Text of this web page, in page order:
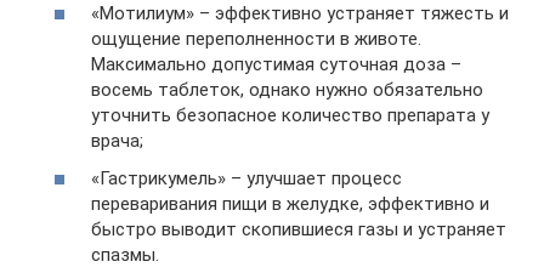
«Мотилиум» – эффективно устраняет тяжесть и
ощущение переполненности в животе.
Максимально допустимая суточная доза –
восемь таблеток, однако нужно обязательно
уточнить безопасное количество препарата у
врача;
«Гастрикумель» – улучшает процесс
переваривания пищи в желудке, эффективно и
быстро выводит скопившиеся газы и устраняет
спазмы.